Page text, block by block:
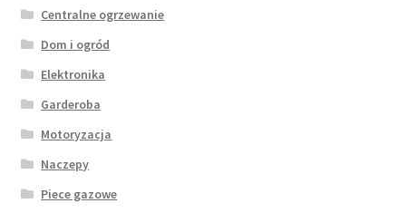
Centralne ogrzewanie
Dom i ogród
Elektronika
Garderoba
Motoryzacja
Naczepy
Piece gazowe